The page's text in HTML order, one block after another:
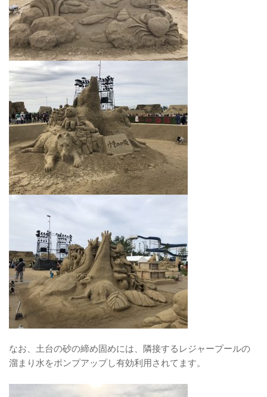
なお、土台の砂の締め固めには、隣接するレジャープールの
溜まり水をポンプアップし有効利用されてます。